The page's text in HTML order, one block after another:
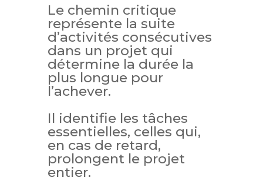
Le chemin critique
représente la suite
d’activités consécutives
dans un projet qui
détermine la durée la
plus longue pour
l’achever.
Il identifie les tâches
essentielles, celles qui,
en cas de retard,
prolongent le projet
entier.